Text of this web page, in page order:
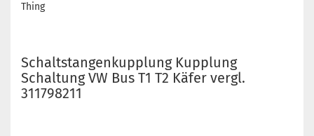
Thing
Schaltstangenkupplung Kupplung
Schaltung VW Bus T1 T2 Käfer vergl.
311798211